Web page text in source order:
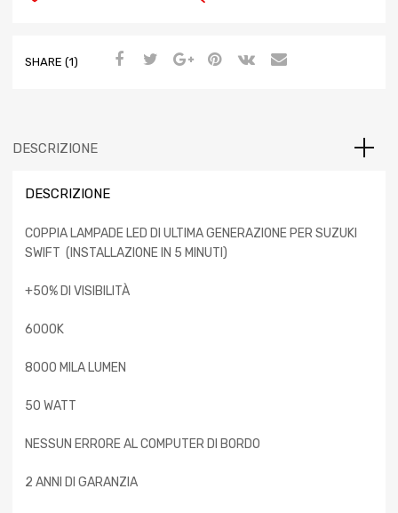
SHARE (1)
DESCRIZIONE
DESCRIZIONE
COPPIA LAMPADE LED DI ULTIMA GENERAZIONE PER SUZUKI
SWIFT (INSTALLAZIONE IN 5 MINUTI)
+50% DI VISIBILITÀ
6000K
8000 MILA LUMEN
50 WATT
NESSUN ERRORE AL COMPUTER DI BORDO
2 ANNI DI GARANZIA